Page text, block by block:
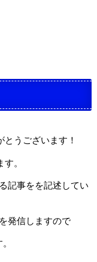
うございます！
。
記事をを記述してい
発信しますので